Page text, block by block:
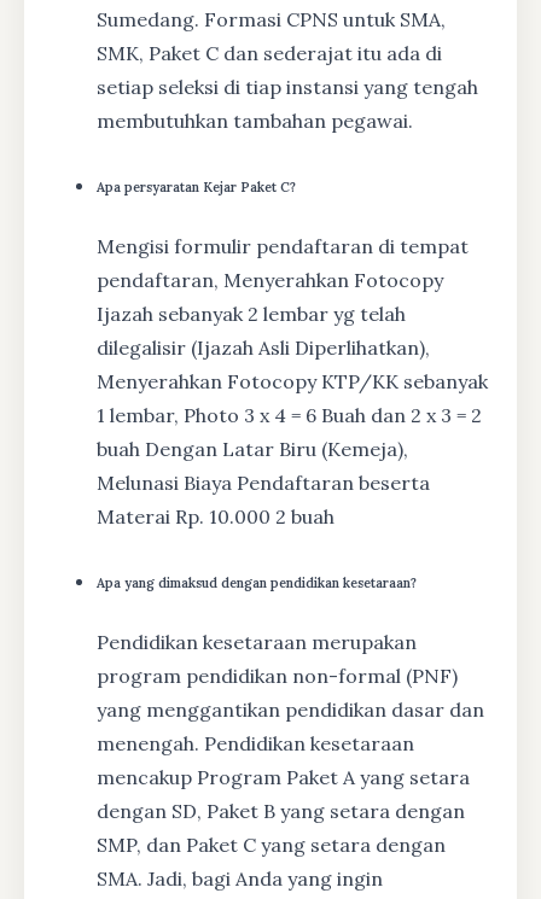
Sumedang. Formasi CPNS untuk SMA,
SMK, Paket C dan sederajat itu ada di
setiap seleksi di tiap instansi yang tengah
membutuhkan tambahan pegawai.
Apa persyaratan Kejar Paket C?
Mengisi formulir pendaftaran di tempat
pendaftaran, Menyerahkan Fotocopy
Ijazah sebanyak 2 lembar yg telah
dilegalisir (Ijazah Asli Diperlihatkan),
Menyerahkan Fotocopy KTP/KK sebanyak
1 lembar, Photo 3 x 4 = 6 Buah dan 2 x 3 = 2
buah Dengan Latar Biru (Kemeja),
Melunasi Biaya Pendaftaran beserta
Materai Rp. 10.000 2 buah
Apa yang dimaksud dengan pendidikan kesetaraan?
Pendidikan kesetaraan merupakan
program pendidikan non-formal (PNF)
yang menggantikan pendidikan dasar dan
menengah. Pendidikan kesetaraan
mencakup Program Paket A yang setara
dengan SD, Paket B yang setara dengan
SMP, dan Paket C yang setara dengan
SMA. Jadi, bagi Anda yang ingin